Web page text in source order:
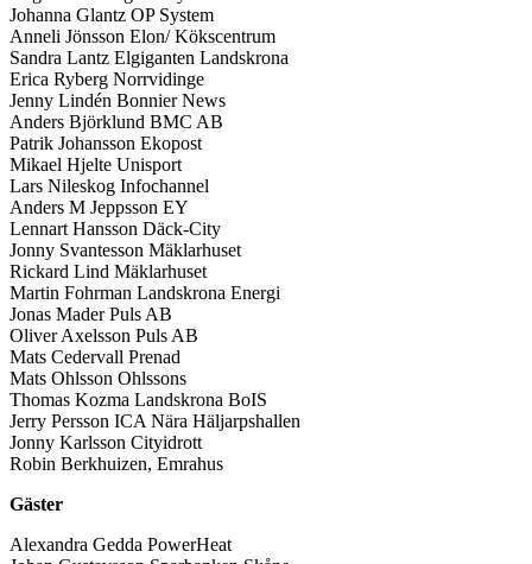
Johanna Glantz OP System
Anneli Jönsson Elon/ Kökscentrum
Sandra Lantz Elgiganten Landskrona
Erica Ryberg Norrvidinge
Jenny Lindén Bonnier News
Anders Björklund BMC AB
Patrik Johansson Ekopost
Mikael Hjelte Unisport
Lars Nileskog Infochannel
Anders M Jeppsson EY
Lennart Hansson Däck-City
Jonny Svantesson Mäklarhuset
Rickard Lind Mäklarhuset
Martin Fohrman Landskrona Energi
Jonas Mader Puls AB
Oliver Axelsson Puls AB
Mats Cedervall Prenad
Mats Ohlsson Ohlssons
Thomas Kozma Landskrona BoIS
Jerry Persson ICA Nära Häljarpshallen
Jonny Karlsson Cityidrott
Robin Berkhuizen, Emrahus
Gäster
Alexandra Gedda PowerHeat